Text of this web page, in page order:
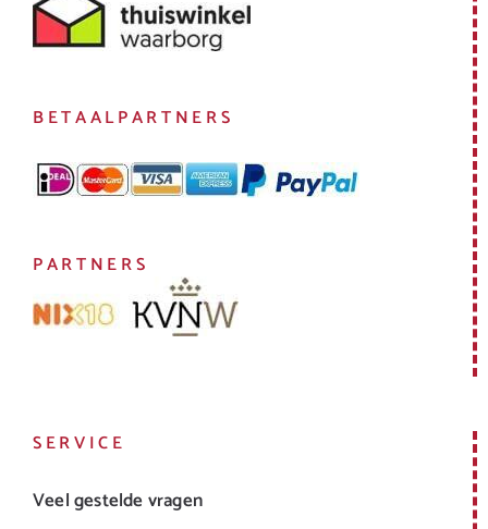
BETAALPARTNERS
PARTNERS
SERVICE
Veel gestelde vragen